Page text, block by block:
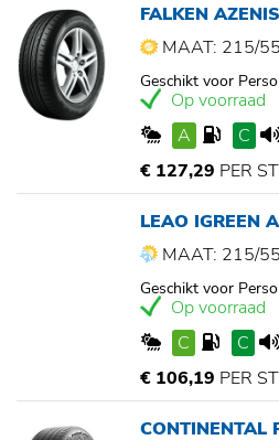
FALKEN
MAAT: 215/
Geschikt voor
Op voorraad
A
C
€ 127,29 PER
LEAO IGREEN
MAAT: 215/
Geschikt voor
Op voorraad
C
C
€ 106,19 PER
CONTINENTAL